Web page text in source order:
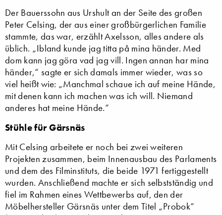
Der Bauerssohn aus Urshult an der Seite des großen
Peter Celsing, der aus einer großbürgerlichen Familie
stammte, das war, erzählt Axelsson, alles andere als
üblich. „Ibland kunde jag titta på mina händer. Med
dom kann jag göra vad jag vill. Ingen annan har mina
händer,“ sagte er sich damals immer wieder, was so
viel heißt wie: „Manchmal schaue ich auf meine Hände,
mit denen kann ich machen was ich will. Niemand
anderes hat meine Hände.“
Stühle für Gärsnäs
Mit Celsing arbeitete er noch bei zwei weiteren
Projekten zusammen, beim Innenausbau des Parlaments
und dem des Filminstituts, die beide 1971 fertiggestellt
wurden. Anschließend machte er sich selbstständig und
fiel im Rahmen eines Wettbewerbs auf, den der
Möbelhersteller Gärsnäs unter dem Titel „Probok“